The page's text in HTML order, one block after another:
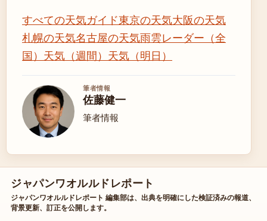
すべての天気ガイド東京の天気大阪の天気
札幌の天気名古屋の天気雨雲レーダー（全
国） 天気（週間） 天気（明日）
筆者情報
佐藤健一
筆者情報
ジャパンワオルルドレポート
ジャパンワオルルドレポート 編集部は、出典を明確にした検証済みの報道、
背景更新、訂正を公開します。